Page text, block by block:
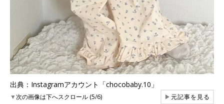
出典：Instagramアカウント「chocobaby.10」
▼次の画像は下へスクロール (5/6) ▶元記事を見る